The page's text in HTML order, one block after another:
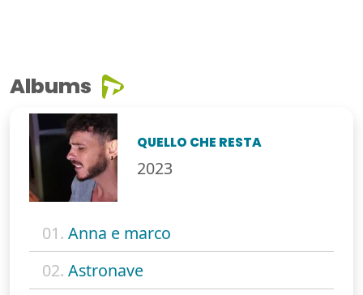
Albums
QUELLO CHE RESTA
2023
01. Anna e marco
02. Astronave